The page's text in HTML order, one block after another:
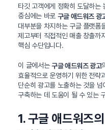
타깃 고객에게 정확히 도달하는
중심에는 바로 구글 애드워즈 광
대부분을 차지하는 구글 플랫폼
제고부터 직접적인 매출 창출까
핵심 수단입니다.
이 글에서는구글 애드워즈 광고
효율적으로 운영하기 위한 전략
단순히 광고를 노출하는 것을
구축하는 데 도움이 될 수 있는
1. 구글 애드워즈